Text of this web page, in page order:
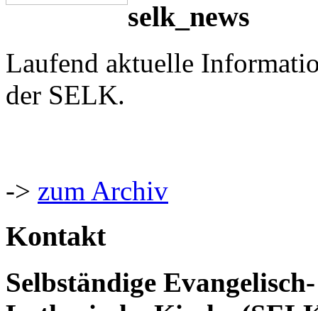
selk_news
Laufend aktuelle
der SELK.
-> zum Archiv
Kontakt
Selbständige Evangelisch-